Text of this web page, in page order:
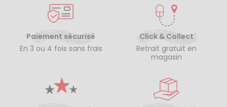
Paiement sécurisé
En 3 ou 4 fois sans frais
Click & Collect
Retrait gratuit en
magasin